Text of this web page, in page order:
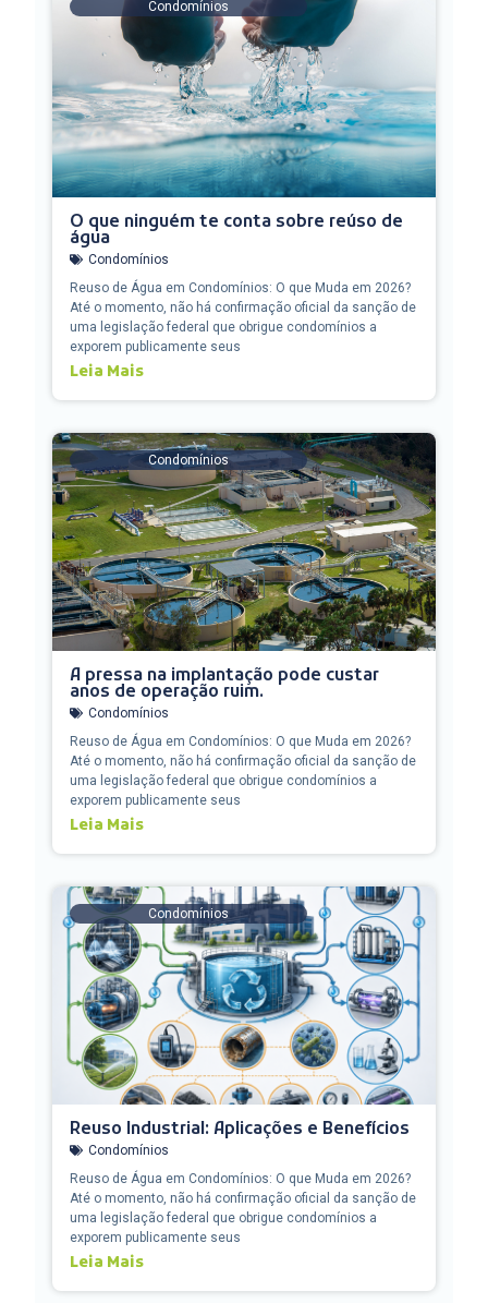
Condomínios
O que ninguém te conta sobre reúso de
água
Condomínios
Reuso de Água em Condomínios: O que Muda em 2026?
Até o momento, não há confirmação oficial da sanção de
uma legislação federal que obrigue condomínios a
exporem publicamente seus
Leia Mais
Condomínios
A pressa na implantação pode custar
anos de operação ruim.
Condomínios
Reuso de Água em Condomínios: O que Muda em 2026?
Até o momento, não há confirmação oficial da sanção de
uma legislação federal que obrigue condomínios a
exporem publicamente seus
Leia Mais
Condomínios
Reuso Industrial: Aplicações e Benefícios
Condomínios
Reuso de Água em Condomínios: O que Muda em 2026?
Até o momento, não há confirmação oficial da sanção de
uma legislação federal que obrigue condomínios a
exporem publicamente seus
Leia Mais